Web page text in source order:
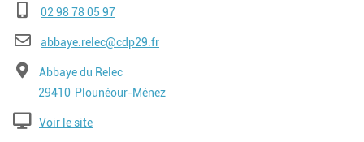
Téléphone02 98 78 05 97
E-mailabbaye.relec@cdp29.fr
AdresseAbbaye du Relec
Code postal
29410 Ville
Plounéour-Ménez
Voir le site